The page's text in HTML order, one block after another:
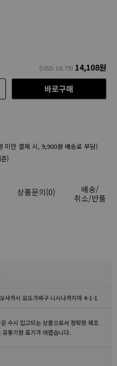
(USD 10.79) 14,108원
바로구매
미만 결제 시, 9,900원 배송료 부담)
)
상품문의(0) 배송/
취소/반품
사카시 요도가와구 니시나카지마 4-1-1
수시 입고되는 상품으로서 정확한 제조
유통기한 표기가 어렵습니다.